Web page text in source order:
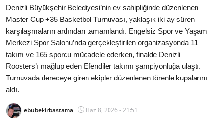
Toplum ve Yaşam
Sivil Toplum Kuruluşları
Kamu Kurumları ve Üst Kurullar
Resmi Reklamlar
Denizli Büyükşehir Belediyesi’nin ev sahipliğinde düzenlenen
Master Cup +35 Basketbol Turnuvası, yaklaşık iki ay süren
karşılaşmaların ardından tamamlandı. Engelsiz Spor ve Yaşam
Merkezi Spor Salonu’nda gerçekleştirilen organizasyonda 11
takım ve 165 sporcu mücadele ederken, finalde Denizli
Roosters’ı mağlup eden Efendiler takımı şampiyonluğa ulaştı.
Turnuvada dereceye giren ekipler düzenlenen törenle kupalarını
aldı.
ebubekirbastama Haz 8, 2026 - 21:51